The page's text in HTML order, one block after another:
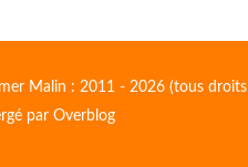
Malin : 2011 - 2026 (tous droits
par Overblog